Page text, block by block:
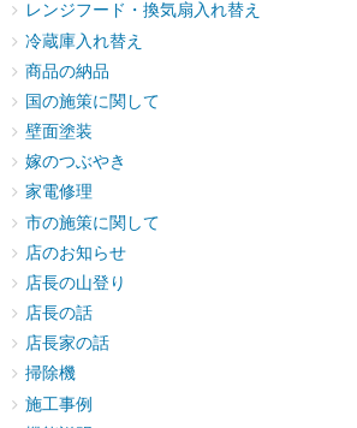
レンジフード・換気扇入れ替え
冷蔵庫入れ替え
商品の納品
国の施策に関して
壁面塗装
嫁のつぶやき
家電修理
市の施策に関して
店のお知らせ
店長の山登り
店長の話
店長家の話
掃除機
施工事例